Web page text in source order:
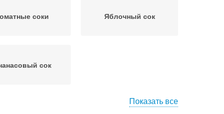
соки Яблочный сок
сок
Показать все